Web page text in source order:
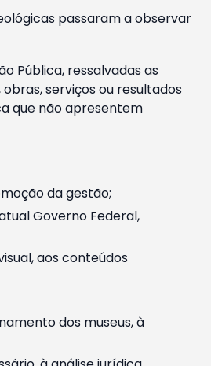
passaram a observar
Pública, ressalvadas as
serviços ou resultados
que não apresentem
da gestão;
Governo Federal,
aos conteúdos
dos museus, à